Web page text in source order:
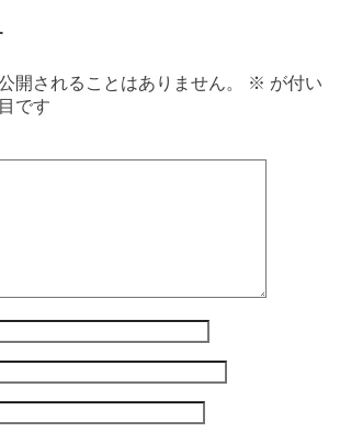
開されることはありません。 ※ が付い
です